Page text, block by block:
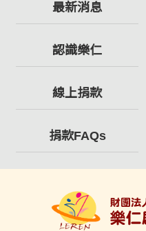
最新消息
認識樂仁
線上捐款
捐款FAQs